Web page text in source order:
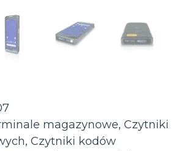
magazynowe, Czytniki
, Czytniki kodów